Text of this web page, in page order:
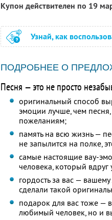
Купон действителен по 19
Узнай, как
ПОДРОБНЕЕ О
Песня — это не просто
оригинальный способ
эмоции лучше, чем
пожеланиям;
память на всю жизнь —
не запылится на полке,
самые настоящие вау-
человека, который
гордость за вас —
сделали такой
подарок для вас тоже —
любимый человек, но и